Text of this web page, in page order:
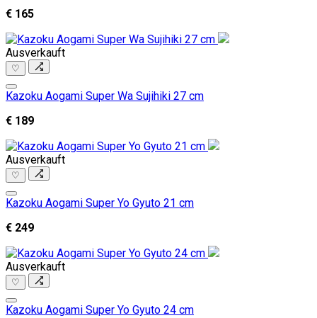
€ 165
Ausverkauft
♡
Kazoku Aogami Super Wa Sujihiki 27 cm
€ 189
Ausverkauft
♡
Kazoku Aogami Super Yo Gyuto 21 cm
€ 249
Ausverkauft
♡
Kazoku Aogami Super Yo Gyuto 24 cm